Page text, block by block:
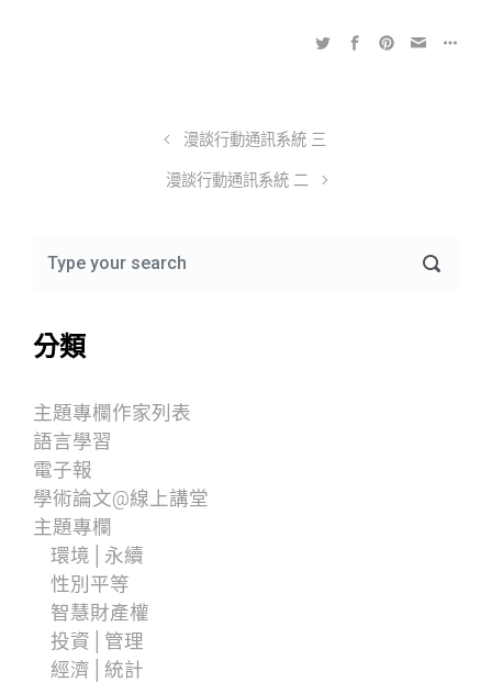
漫談行動通訊系統 三
漫談行動通訊系統 二
分類
主題專欄作家列表
語言學習
電子報
學術論文@線上講堂
主題專欄
環境│永續
性別平等
智慧財產權
投資│管理
經濟│統計